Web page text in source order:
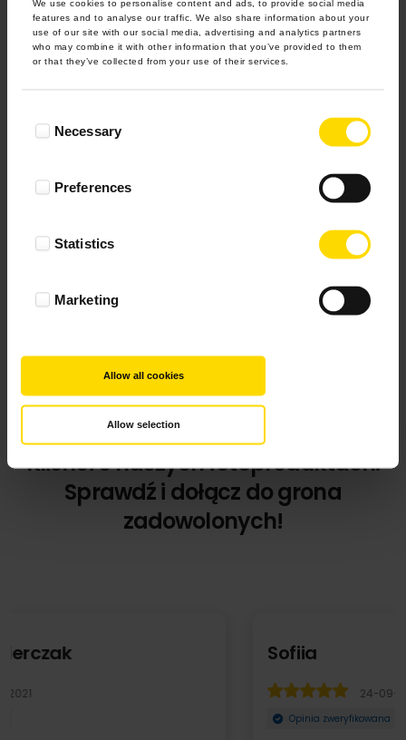
We use cookies to personalise content and ads, to provide social media
features and to analyse our traffic. We also share information about your
use of our site with our social media, advertising and analytics partners
who may combine it with other information that you’ve provided to them
or that they’ve collected from your use of their services.
SelectionNecessary
Preferences
Statistics
Marketing
Allow all cookies
Allow selection
Klienci o naszych fotoproduktach.
Sprawdź i dołącz do grona
zadowolonych!
Sofiia